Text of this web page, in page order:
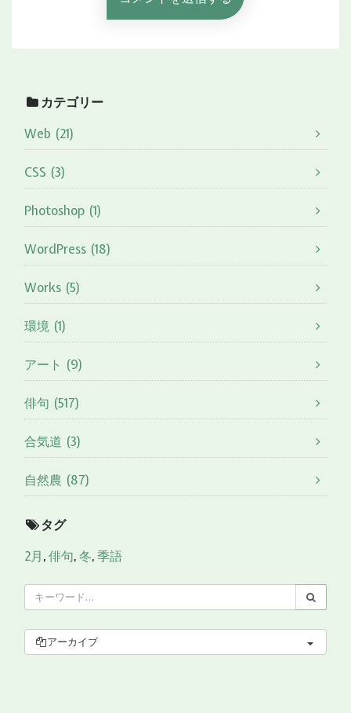
カテゴリー
Web (21)
CSS (3)
Photoshop (1)
WordPress (18)
Works (5)
環境 (1)
アート (9)
俳句 (517)
合気道 (3)
自然農 (87)
タグ
2月,俳句,冬,季語
アーカイブ